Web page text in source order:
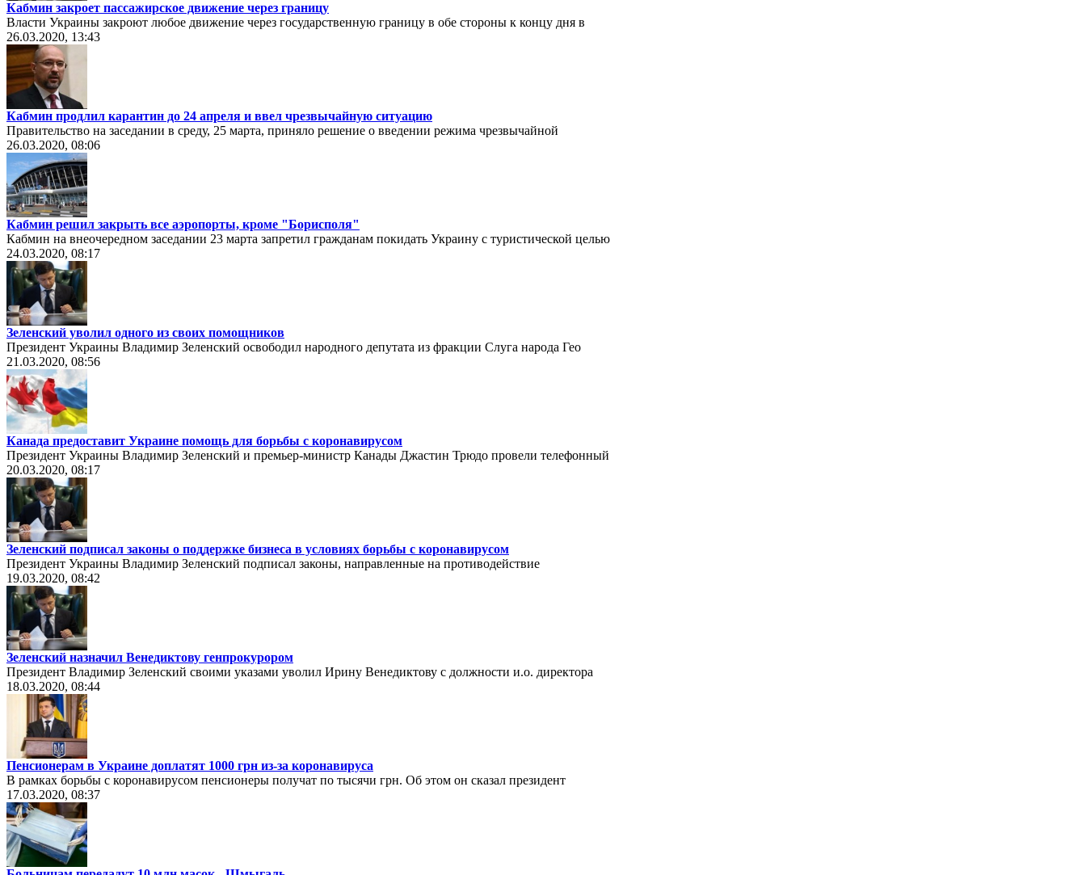
Кабмин закроет пассажирское движение через границу
Власти Украины закроют любое движение через государственную границу в обе стороны к концу дня в
26.03.2020, 13:43
Кабмин продлил карантин до 24 апреля и ввел чрезвычайную ситуацию
Правительство на заседании в среду, 25 марта, приняло решение о введении режима чрезвычайной
26.03.2020, 08:06
Кабмин решил закрыть все аэропорты, кроме "Борисполя"
Кабмин на внеочередном заседании 23 марта запретил гражданам покидать Украину с туристической целью
24.03.2020, 08:17
Зеленский уволил одного из своих помощников
Президент Украины Владимир Зеленский освободил народного депутата из фракции Слуга народа Гео
21.03.2020, 08:56
Канада предоставит Украине помощь для борьбы с коронавирусом
Президент Украины Владимир Зеленский и премьер-министр Канады Джастин Трюдо провели телефонный
20.03.2020, 08:17
Зеленский подписал законы о поддержке бизнеса в условиях борьбы с коронавирусом
Президент Украины Владимир Зеленский подписал законы, направленные на противодействие
19.03.2020, 08:42
Зеленский назначил Венедиктову генпрокурором
Президент Владимир Зеленский своими указами уволил Ирину Венедиктову с должности и.о. директора
18.03.2020, 08:44
Пенсионерам в Украине доплатят 1000 грн из-за коронавируса
В рамках борьбы с коронавирусом пенсионеры получат по тысячи грн. Об этом он сказал президент
17.03.2020, 08:37